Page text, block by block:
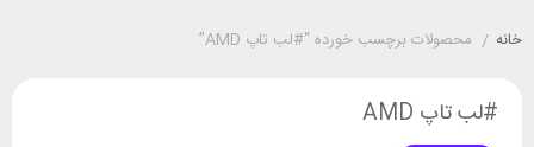
خانه / محصولات برچسب خورده “#لب تاپ AMD”
#لب تاپ AMD